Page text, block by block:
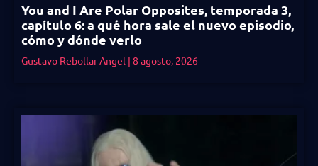
You and I Are Polar Opposites, temporada 3,
capítulo 6: a qué hora sale el nuevo episodio,
cómo y dónde verlo
Gustavo Rebollar Angel 8 agosto, 2026